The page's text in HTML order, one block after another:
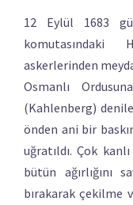
12 Eylül 1683
komutasındaki
askerlerinden
Osmanlı
(Kahlenberg)
önden ani bir
uğratıldı. Çok
bütün ağırlığını
bırakarak çekilme